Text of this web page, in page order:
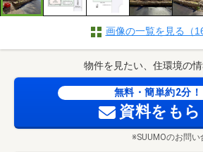
画像の一覧を見る（16
物件を見たい、住環境の
無料・簡単約2分！
資料をもら
※SUUMOのお問